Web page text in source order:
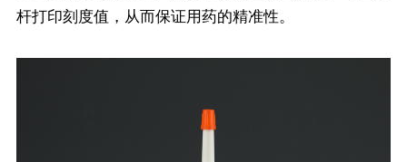
杆打印刻度值，从而保证用药的精准性。